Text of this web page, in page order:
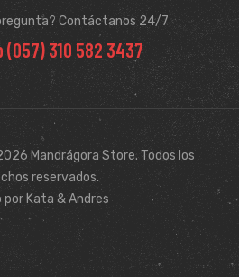
Contáctanos 24/7
(057) 310 582 3437
Mandrágora Store. Todos los
reservados.
por Kata & Andres